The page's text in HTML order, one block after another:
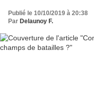
Publié le 10/10/2019 à 20:38
Par Delaunoy F.